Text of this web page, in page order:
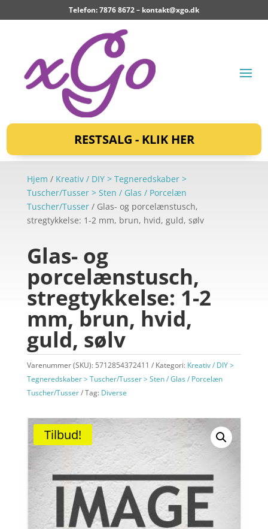
Telefon: 7876 8672 – kontakt@xgo.dk
RESTSALG - KLIK HER
Hjem / Kreativ / DIY > Tegneredskaber >
Tuscher/Tusser > Sten / Glas / Porcelæn
Tuscher/Tusser/ Glas- og porcelænstusch,
stregtykkelse: 1-2 mm, brun, hvid, guld, sølv
Glas- og
porcelænstusch,
stregtykkelse: 1-2
mm, brun, hvid,
guld, sølv
Varenummer (SKU): 5712854372411 Kategori: Kreativ / DIY >
Tegneredskaber > Tuscher/Tusser > Sten / Glas / Porcelæn
Tuscher/Tusser
Tag: Diverse
Tilbud!